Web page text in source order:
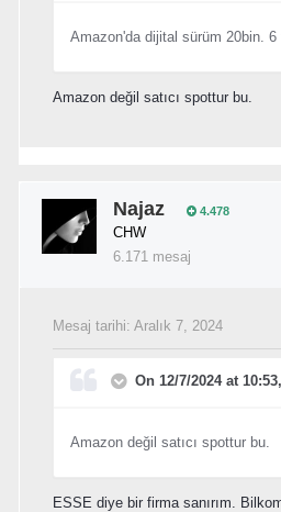
Amazon'da dijital sürüm 20bin. 6
Amazon değil satıcı spottur bu.
Najaz 4.478
CHW
6.171 mesaj
Mesaj tarihi: Aralık 7, 2024
On 12/7/2024 at 10:53,
Amazon değil satıcı spottur bu.
ESSE diye bir firma sanırım.